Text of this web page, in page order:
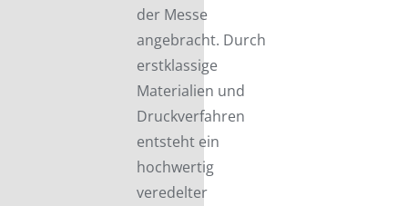
der Messe
angebracht. Durch
erstklassige
Materialien und
Druckverfahren
entsteht ein
hochwertig
veredelter